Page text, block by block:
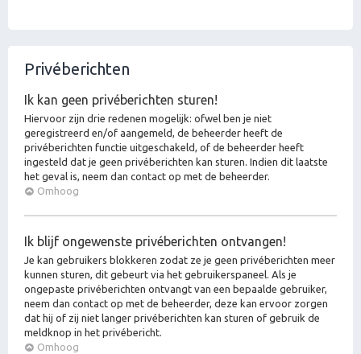
Privéberichten
Ik kan geen privéberichten sturen!
Hiervoor zijn drie redenen mogelijk: ofwel ben je niet
geregistreerd en/of aangemeld, de beheerder heeft de
privéberichten functie uitgeschakeld, of de beheerder heeft
ingesteld dat je geen privéberichten kan sturen. Indien dit laatste
het geval is, neem dan contact op met de beheerder.
Omhoog
Ik blijf ongewenste privéberichten ontvangen!
Je kan gebruikers blokkeren zodat ze je geen privéberichten meer
kunnen sturen, dit gebeurt via het gebruikerspaneel. Als je
ongepaste privéberichten ontvangt van een bepaalde gebruiker,
neem dan contact op met de beheerder, deze kan ervoor zorgen
dat hij of zij niet langer privéberichten kan sturen of gebruik de
meldknop in het privébericht.
Omhoog